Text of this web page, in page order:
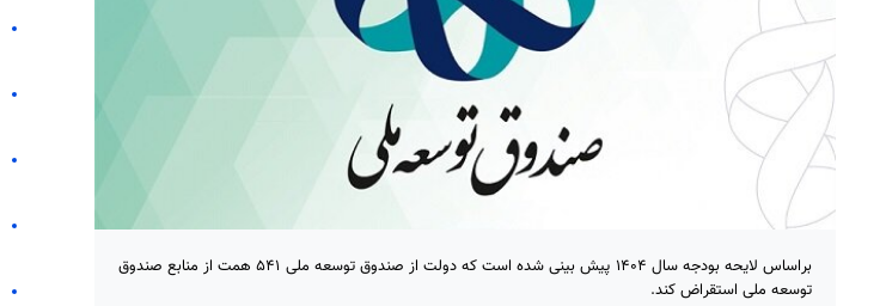
براساس لایحه بودجه سال ۱۴۰۴ پیش بینی شده است که دولت از صندوق توسعه ملی ۵۴۱ همت از منابع صندوق
توسعه ملی استقراض کند.